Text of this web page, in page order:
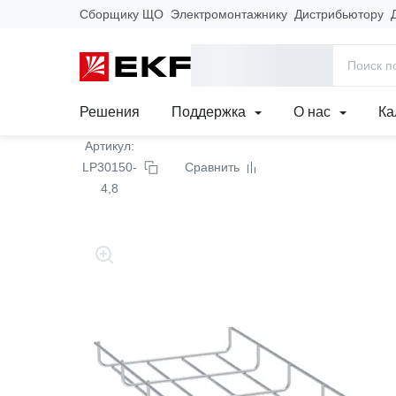
Сборщику ЩО Электромонтажнику Дистрибьютору
Решения Поддержка О нас
Главная
Лоток проволочный
Артикул:
LP30150-
4,8
Сравнить